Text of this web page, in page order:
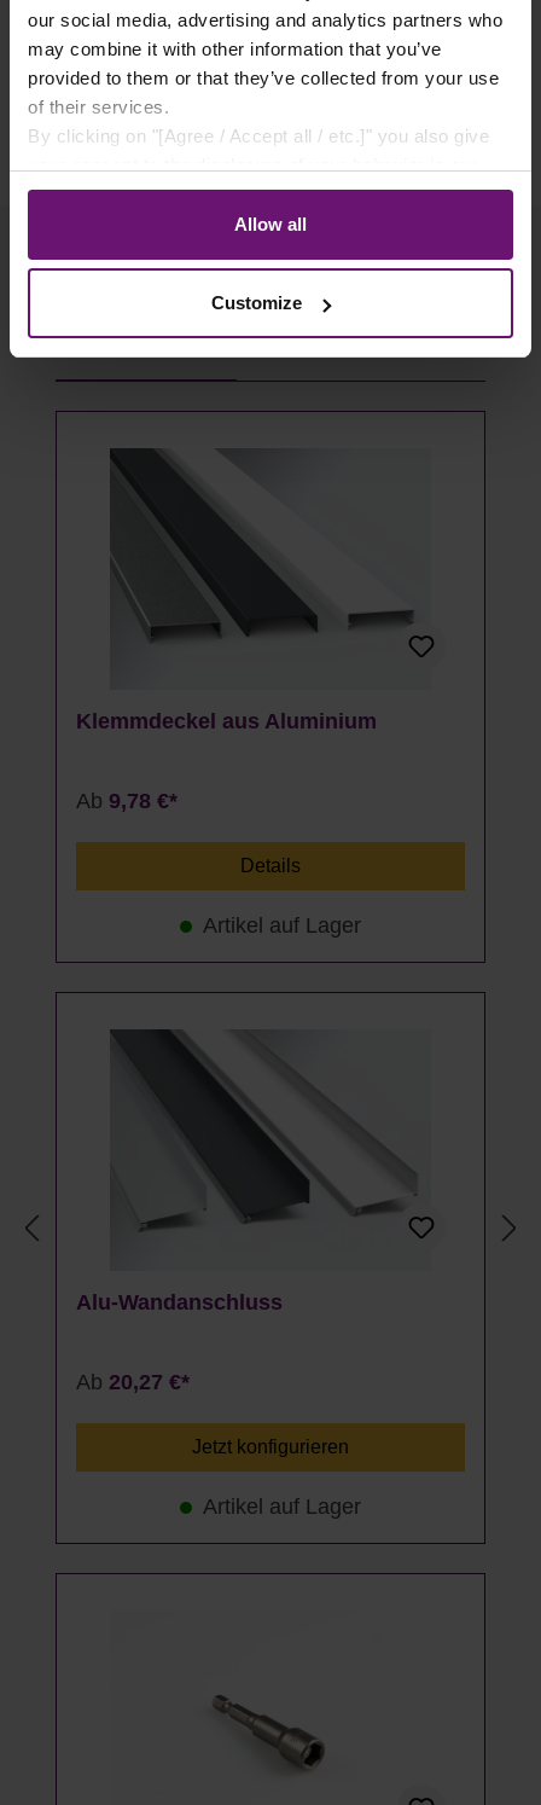
our social media, advertising and analytics partners who
may combine it with other information that you’ve
provided to them or that they’ve collected from your use
of their services.
By clicking on "[Agree / Accept all / etc.]" you also give
store to our partner, shopware AG (Ebbinghoff 10, 48624
Schöppingen, Germany), which cannot assign this data
to you personally, but may process it for its own
Allow all
Customize
✓ Käuferschutz
✓ Flexible Zahlungsarten
Produktgalerie überspringen
Passendes Zubehör
Klemmdeckel aus Aluminium
Ab 9,78 €*
Details
Artikel auf Lager
Alu-Wandanschluss
Ab 20,27 €*
Jetzt konfigurieren
Artikel auf Lager